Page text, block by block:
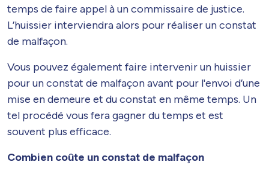
temps de faire appel à un commissaire de justice.
L’huissier interviendra alors pour réaliser un constat
de malfaçon.
Vous pouvez également faire intervenir un huissier
pour un constat de malfaçon avant pour l'envoi d’une
mise en demeure et du constat en même temps. Un
tel procédé vous fera gagner du temps et est
souvent plus efficace.
Combien coûte un constat de malfaçon